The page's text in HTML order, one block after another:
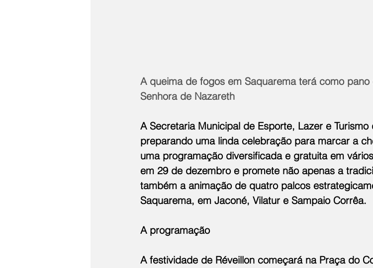
A queima de fogos em Saquarema terá como
Senhora de Nazareth
A Secretaria Municipal de Esporte, Lazer e
preparando uma linda celebração para marcar a
uma programação diversificada e gratuita em
em 29 de dezembro e promete não apenas a
também a animação de quatro palcos
Saquarema, em Jaconé, Vilatur e Sampaio Corrêa.
A programação
A festividade de Réveillon começará na Praça do